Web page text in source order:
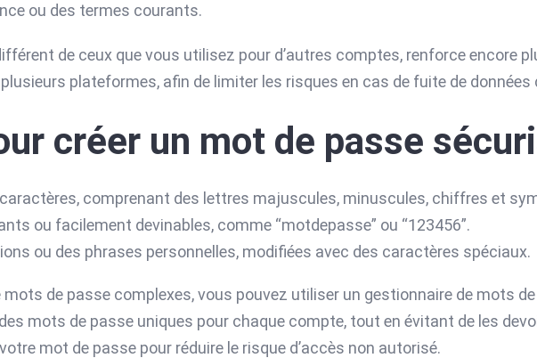
ou des termes courants.
de ceux que vous utilisez pour d’autres comptes, renforce encore
plateformes, afin de limiter les risques en cas de fuite de données
créer un mot de passe
comprenant des lettres majuscules, minuscules, chiffres et
ou facilement devinables, comme “motdepasse” ou “123456”.
ou des phrases personnelles, modifiées avec des caractères spéciaux.
de passe complexes, vous pouvez utiliser un gestionnaire de mots
mots de passe uniques pour chaque compte, tout en évitant de les
mot de passe pour réduire le risque d’accès non autorisé.